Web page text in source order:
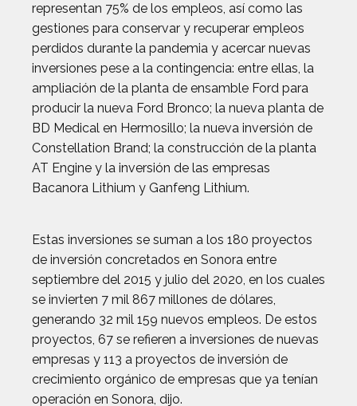
representan 75% de los empleos, así como las
gestiones para conservar y recuperar empleos
perdidos durante la pandemia y acercar nuevas
inversiones pese a la contingencia: entre ellas, la
ampliación de la planta de ensamble Ford para
producir la nueva Ford Bronco; la nueva planta de
BD Medical en Hermosillo; la nueva inversión de
Constellation Brand; la construcción de la planta
AT Engine y la inversión de las empresas
Bacanora Lithium y Ganfeng Lithium.
Estas inversiones se suman a los 180 proyectos
de inversión concretados en Sonora entre
septiembre del 2015 y julio del 2020, en los cuales
se invierten 7 mil 867 millones de dólares,
generando 32 mil 159 nuevos empleos. De estos
proyectos, 67 se refieren a inversiones de nuevas
empresas y 113 a proyectos de inversión de
crecimiento orgánico de empresas que ya tenían
operación en Sonora, dijo.